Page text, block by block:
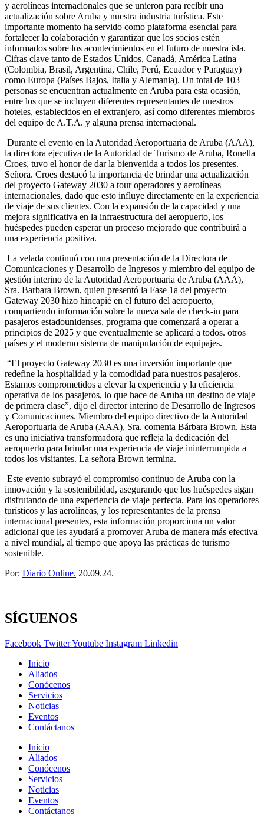
y aerolíneas internacionales que se unieron para recibir una
actualización sobre Aruba y nuestra industria turística. Este
importante momento ha servido como plataforma esencial para
fortalecer la colaboración y garantizar que los socios estén
informados sobre los acontecimientos en el futuro de nuestra isla.
Cifras clave tanto de Estados Unidos, Canadá, América Latina
(Colombia, Brasil, Argentina, Chile, Perú, Ecuador y Paraguay)
como Europa (Países Bajos, Italia y Alemania). Un total de 103
personas se encuentran actualmente en Aruba para esta ocasión,
entre los que se incluyen diferentes representantes de nuestros
hoteles, establecidos en el extranjero, así como diferentes miembros
del equipo de A.T.A. y alguna prensa internacional.
Durante el evento en la Autoridad Aeroportuaria de Aruba (AAA),
la directora ejecutiva de la Autoridad de Turismo de Aruba, Ronella
Croes, tuvo el honor de dar la bienvenida a todos los presentes.
Señora. Croes destacó la importancia de brindar una actualización
del proyecto Gateway 2030 a tour operadores y aerolíneas
internacionales, dado que esto influye directamente en la experiencia
de viaje de sus clientes. Con la expansión de la capacidad y una
mejora significativa en la infraestructura del aeropuerto, los
huéspedes pueden esperar un proceso mejorado que contribuirá a
una experiencia positiva.
La velada continuó con una presentación de la Directora de
Comunicaciones y Desarrollo de Ingresos y miembro del equipo de
gestión interino de la Autoridad Aeroportuaria de Aruba (AAA),
Sra. Barbara Brown, quien presentó la Fase 1a del proyecto
Gateway 2030 hizo hincapié en el futuro del aeropuerto,
compartiendo información sobre la nueva sala de check-in para
pasajeros estadounidenses, programa que comenzará a operar a
principios de 2025 y que eventualmente se aplicará a todos. otros
países y el moderno sistema de manipulación de equipajes.
“El proyecto Gateway 2030 es una inversión importante que
redefine la hospitalidad y la comodidad para nuestros pasajeros.
Estamos comprometidos a elevar la experiencia y la eficiencia
operativa de los pasajeros, lo que hace de Aruba un destino de viaje
de primera clase”, dijo el director interino de Desarrollo de Ingresos
y Comunicaciones. Miembro del equipo directivo de la Autoridad
Aeroportuaria de Aruba (AAA), Sra. comenta Bárbara Brown. Esta
es una iniciativa transformadora que refleja la dedicación del
aeropuerto para brindar una experiencia de viaje ininterrumpida a
todos los visitantes. La señora Brown termina.
Este evento subrayó el compromiso continuo de Aruba con la
innovación y la sostenibilidad, asegurando que los huéspedes sigan
disfrutando de una experiencia de viaje perfecta. Para los operadores
turísticos y las aerolíneas, y los representantes de la prensa
internacional presentes, esta información proporciona un valor
adicional que les ayudará a promover Aruba de manera más efectiva
a nivel mundial, al tiempo que apoya las prácticas de turismo
sostenible.
Por: Diario Online. 20.09.24.
SÍGUENOS
Facebook TwitterYoutube Instagram Linkedin
Inicio
Aliados
Conócenos
Servicios
Noticias
Eventos
Contáctanos
Inicio
Aliados
Conócenos
Servicios
Noticias
Eventos
Contáctanos